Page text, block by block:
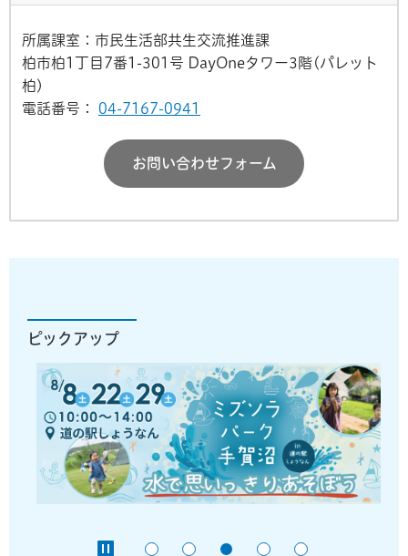
所属課室：市民生活部共生交流推進課
柏市柏1丁目7番1-301号 DayOneタワー3階(パレット
柏)
電話番号：
04-7167-0941
お問い合わせフォーム
ピックアップ